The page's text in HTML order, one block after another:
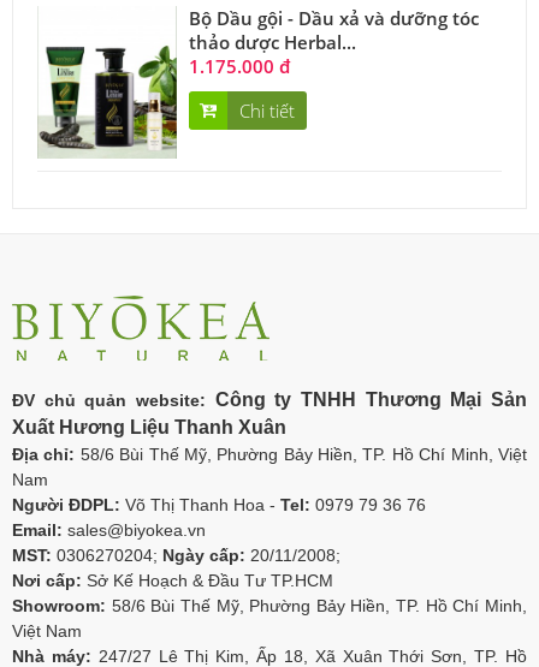
Bộ Dầu gội - Dầu xả và dưỡng tóc
thảo dược Herbal...
1.175.000 đ
Chi tiết
ĐV chủ quản website: Công ty TNHH Thương Mại Sản
Xuất Hương Liệu Thanh Xuân
Địa chỉ: 58/6 Bùi Thế Mỹ, Phường Bảy Hiền, TP. Hồ Chí Minh, Việt
Nam
Người ĐDPL: Võ Thị Thanh Hoa - Tel: 0979 79 36 76
Email: sales@biyokea.vn
MST: 0306270204; Ngày cấp: 20/11/2008;
Nơi cấp: Sở Kế Hoạch & Đầu Tư TP.HCM
Showroom: 58/6 Bùi Thế Mỹ, Phường Bảy Hiền, TP. Hồ Chí Minh,
Việt Nam
Nhà máy: 247/27 Lê Thị Kim, Ấp 18, Xã Xuân Thới Sơn, TP. Hồ